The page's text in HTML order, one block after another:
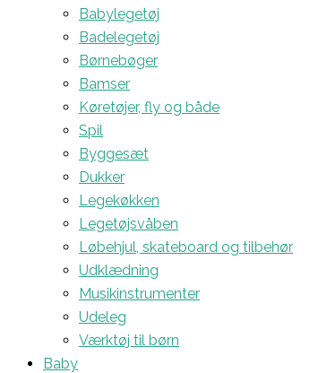
Babylegetøj
Badelegetøj
Børnebøger
Bamser
Køretøjer, fly og både
Spil
Byggesæt
Dukker
Legekøkken
Legetøjsvåben
Løbehjul, skateboard og tilbehør
Udklædning
Musikinstrumenter
Udeleg
Værktøj til børn
Baby